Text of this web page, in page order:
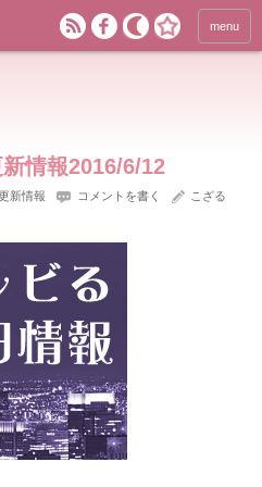
menu
情報2016/6/12
新情報 コメントを書く こざる